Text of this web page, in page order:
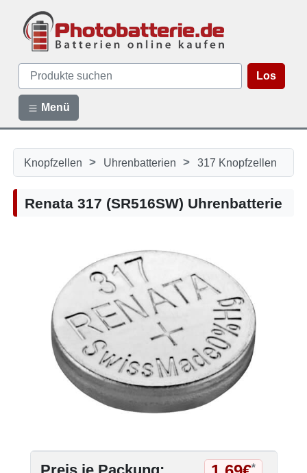
Los
Menü
Knopfzellen > Uhrenbatterien > 317 Knopfzellen
Renata 317 (SR516SW) Uhrenbatterie
*